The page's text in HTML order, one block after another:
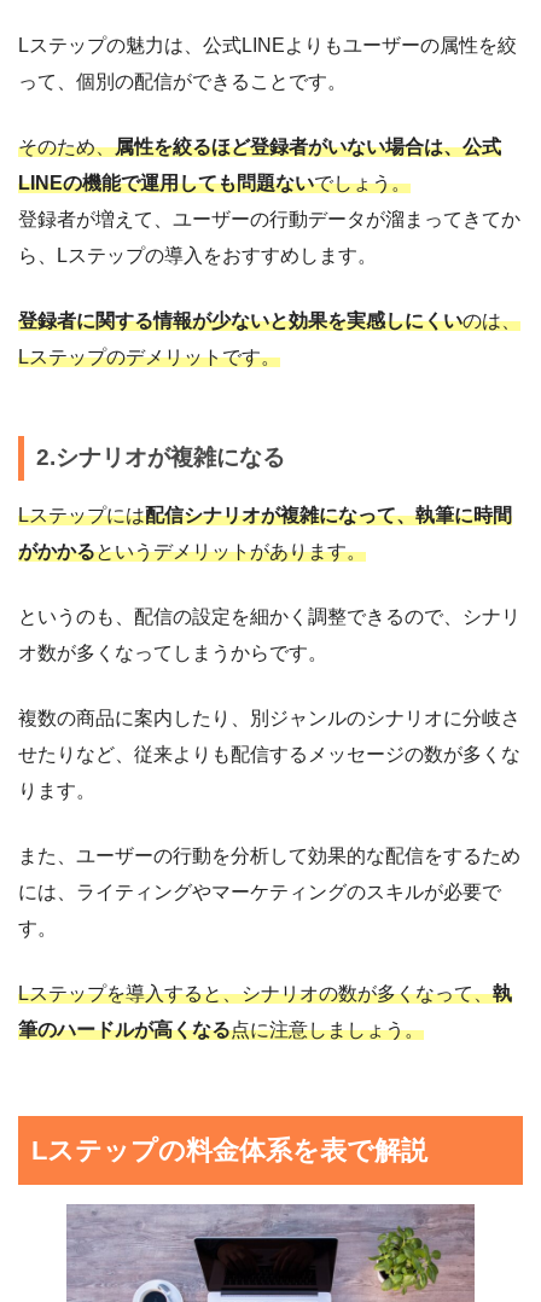
Lステップの魅力は、公式LINEよりもユーザーの属性を絞
って、個別の配信ができることです。
そのため、属性を絞るほど登録者がいない場合は、公式
LINEの機能で運用しても問題ないでしょう。
登録者が増えて、ユーザーの行動データが溜まってきてか
ら、Lステップの導入をおすすめします。
登録者に関する情報が少ないと効果を実感しにくいのは、
Lステップのデメリットです。
2.シナリオが複雑になる
Lステップには配信シナリオが複雑になって、執筆に時間
がかかるというデメリットがあります。
というのも、配信の設定を細かく調整できるので、シナリ
オ数が多くなってしまうからです。
複数の商品に案内したり、別ジャンルのシナリオに分岐さ
せたりなど、従来よりも配信するメッセージの数が多くな
ります。
また、ユーザーの行動を分析して効果的な配信をするため
には、ライティングやマーケティングのスキルが必要で
す。
Lステップを導入すると、シナリオの数が多くなって、執
筆のハードルが高くなる点に注意しましょう。
Lステップの料金体系を表で解説